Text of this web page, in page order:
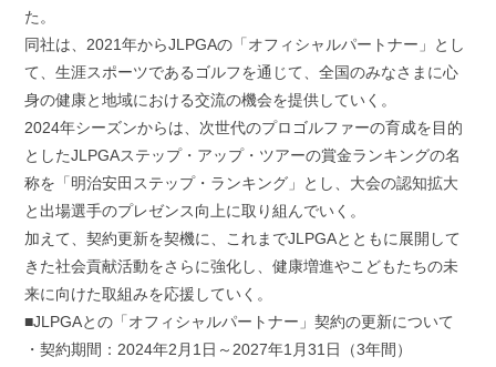
o
k
r
た。
同社は、2021年からJLPGAの「オフィシャルパートナー」とし
て、生涯スポーツであるゴルフを通じて、全国のみなさまに心
身の健康と地域における交流の機会を提供していく。
2024年シーズンからは、次世代のプロゴルファーの育成を目的
としたJLPGAステップ・アップ・ツアーの賞金ランキングの名
称を「明治安田ステップ・ランキング」とし、大会の認知拡大
と出場選手のプレゼンス向上に取り組んでいく。
加えて、契約更新を契機に、これまでJLPGAとともに展開して
きた社会貢献活動をさらに強化し、健康増進やこどもたちの未
来に向けた取組みを応援していく。
■JLPGAとの「オフィシャルパートナー」契約の更新について
・契約期間：2024年2月1日～2027年1月31日（3年間）